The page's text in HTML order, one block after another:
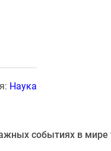
Наука
событиях в мире